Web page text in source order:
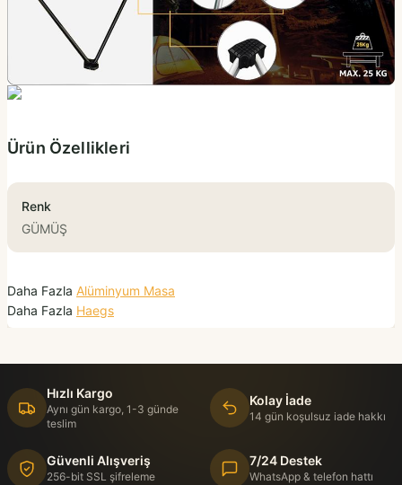
Ürün Özellikleri
Renk
GÜMÜŞ
Daha Fazla Alüminyum Masa
Daha Fazla Haegs
Hızlı Kargo
Aynı gün kargo, 1-3 günde
teslim
Kolay İade
14 gün koşulsuz iade hakkı
Güvenli Alışveriş
256-bit SSL şifreleme
7/24 Destek
WhatsApp & telefon hattı